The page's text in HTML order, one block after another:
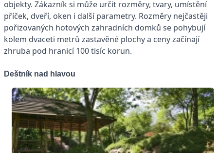
objekty. Zákazník si může určit rozměry, tvary, umístění
příček, dveří, oken i další parametry. Rozměry nejčastěji
pořizovaných hotových zahradních domků se pohybují
kolem dvaceti metrů zastavěné plochy a ceny začínají
zhruba pod hranicí 100 tisíc korun.
Deštník nad hlavou